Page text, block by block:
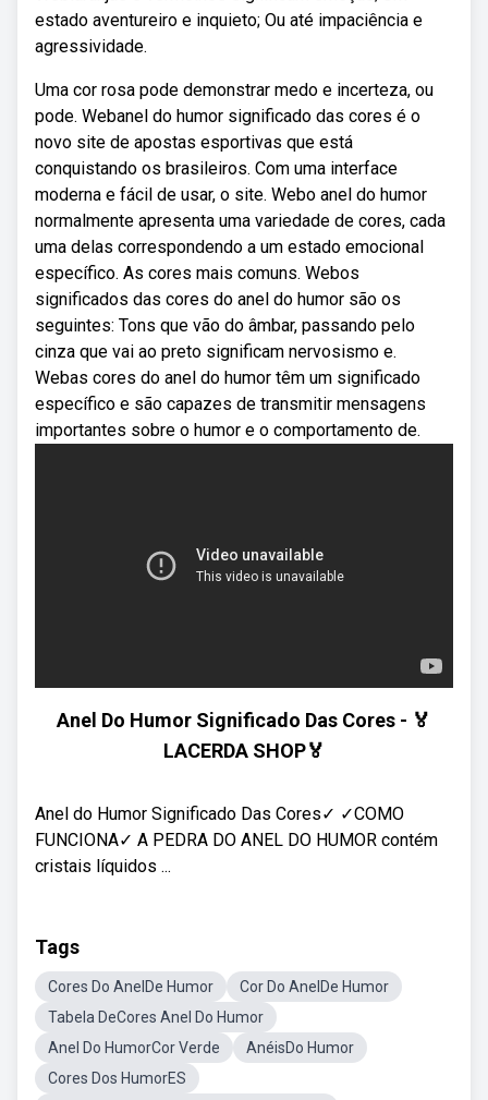
estado aventureiro e inquieto; Ou até impaciência e
agressividade.
Uma cor rosa pode demonstrar medo e incerteza, ou
pode. Webanel do humor significado das cores é o
novo site de apostas esportivas que está
conquistando os brasileiros. Com uma interface
moderna e fácil de usar, o site. Webo anel do humor
normalmente apresenta uma variedade de cores, cada
uma delas correspondendo a um estado emocional
específico. As cores mais comuns. Webos
significados das cores do anel do humor são os
seguintes: Tons que vão do âmbar, passando pelo
cinza que vai ao preto significam nervosismo e.
Webas cores do anel do humor têm um significado
específico e são capazes de transmitir mensagens
importantes sobre o humor e o comportamento de.
Anel Do Humor Significado Das Cores - 🏅
LACERDA SHOP🏅
Anel do Humor Significado Das Cores✓ ✓COMO
FUNCIONA✓ A PEDRA DO ANEL DO HUMOR contém
cristais líquidos ...
Tags
Cores Do AnelDe Humor
Cor Do AnelDe Humor
Tabela DeCores Anel Do Humor
Anel Do HumorCor Verde
AnéisDo Humor
Cores Dos HumorES